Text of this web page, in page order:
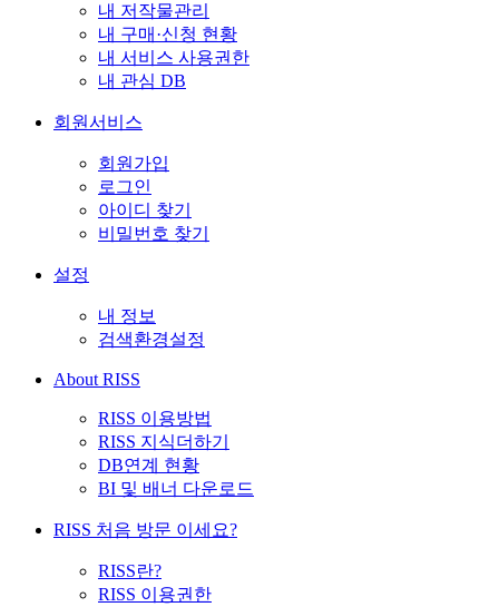
내 저작물관리
내 구매·신청 현황
내 서비스 사용권한
내 관심 DB
회원서비스
회원가입
로그인
아이디 찾기
비밀번호 찾기
설정
내 정보
검색환경설정
About RISS
RISS 이용방법
RISS 지식더하기
DB연계 현황
BI 및 배너 다운로드
RISS 처음 방문 이세요?
RISS란?
RISS 이용권한